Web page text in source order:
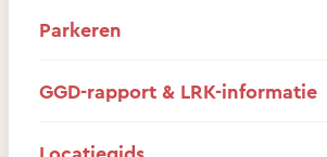
Parkeren
GGD-rapport & LRK-informatie